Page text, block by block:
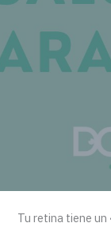
Tu retina tiene